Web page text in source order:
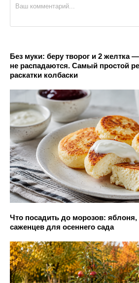
Без муки: беру творог и 2 желтка
не распадаются. Самый простой
раскатки колбаски
Что посадить до морозов:
саженцев для осеннего сада